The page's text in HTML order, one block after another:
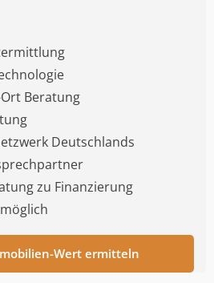
Beratung
Deutschlands
zu Finanzierung
Wert ermitteln